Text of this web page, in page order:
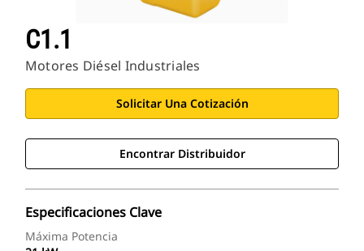
C1.1
Motores Diésel Industriales
Solicitar Una Cotización
Encontrar Distribuidor
Especificaciones Clave
Máxima Potencia